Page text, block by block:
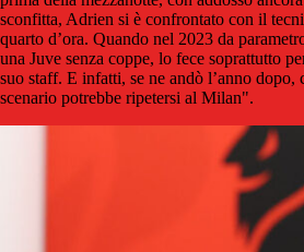
sconfitta, Adrien si è confrontato con il
quarto d’ora. Quando nel 2023 da
una Juve senza coppe, lo fece soprattutto
suo staff. E infatti, se ne andò l’anno
scenario potrebbe ripetersi al Milan".